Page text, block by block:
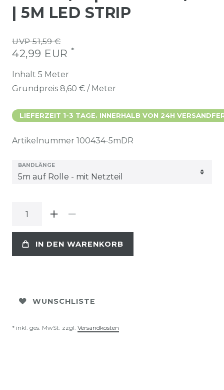
| 5M LED STRIP
UVP 51,59 €
42,99 EUR *
Inhalt 5 Meter
Grundpreis 8,60 € / Meter
LIEFERZEIT 1-3 TAGE. INNERHALB VON 24H
Artikelnummer 100434-5mDR
BANDLÄNGE
IN DEN WARENKORB
WUNSCHLISTE
* inkl. ges. MwSt. zzgl. Versandkosten